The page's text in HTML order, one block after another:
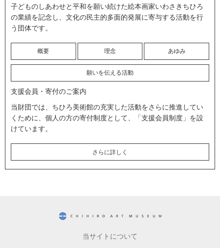
子どものしあわせと平和を願い続けた絵本画家いわさきちひろ
の業績を記念し、文化の民主的多面的発展に寄与する活動を行
う団体です。
概要 理念 あゆみ
願いを伝える活動
支援会員・寄付のご案内
当財団では、ちひろ美術館の充実した活動をさらに推進してい
くために、個人の方の寄付制度として、「支援会員制度」を設
けています。
さらに詳しく
当サイトについて